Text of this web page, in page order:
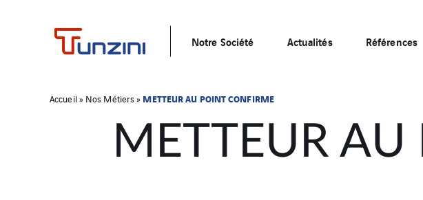
Notre Société Actualités Références
Accueil» Nos Métiers» METTEUR AU POINT CONFIRME
METTEUR